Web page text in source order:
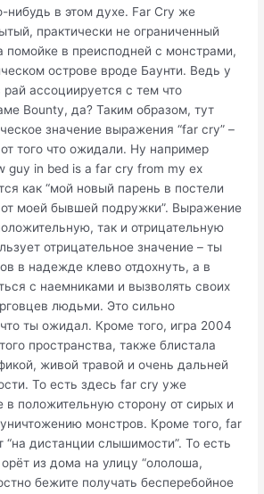
нибудь в этом духе. Far Cry же
практически не ограниченный
в преисподней с монстрами,
острове вроде Баунти. Ведь у
рай ассоциируется с тем что
Bounty, да? Таким образом, тут
значение выражения “far cry” –
того что ожидали. Ну например
guy in bed is a far cry from my ex
как “мой новый парень в постели
от моей бывшей подружки”. Выражение
так и отрицательную
отрицательное значение – ты
в надежде клево отдохнуть, а в
с наемниками и вызволять своих
людьми. Это сильно
что ты ожидал. Кроме того, игра 2004
пространства, также блистала
живой травой и очень дальней
То есть здесь far cry уже
в положительную сторону от сирых и
монстров. Кроме того, far
дистанции слышимости”. То есть
из дома на улицу “ололоша,
бежите получать бесперебойное